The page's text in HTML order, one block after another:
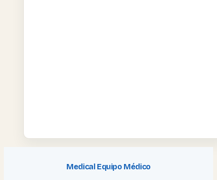
Medical Equipo Médico